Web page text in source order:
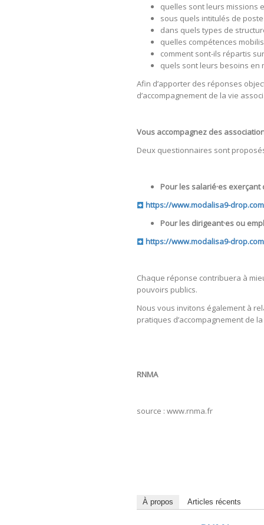
quelles sont leurs missions
sous quels intitulés de
dans quels types de
quelles compétences
comment sont-ils répartis
quels sont leurs besoins en
Afin d’apporter des réponses
d’accompagnement de la vie
Vous accompagnez des
Deux questionnaires sont
Pour les salarié·es
https://www.modalisa9-
Pour les dirigeant·es ou
https://www.modalisa9-
Chaque réponse contribuera à
pouvoirs publics.
Nous vous invitons également à
pratiques d’accompagnement de
RNMA
source : www.rnma.fr
À propos Articles récents